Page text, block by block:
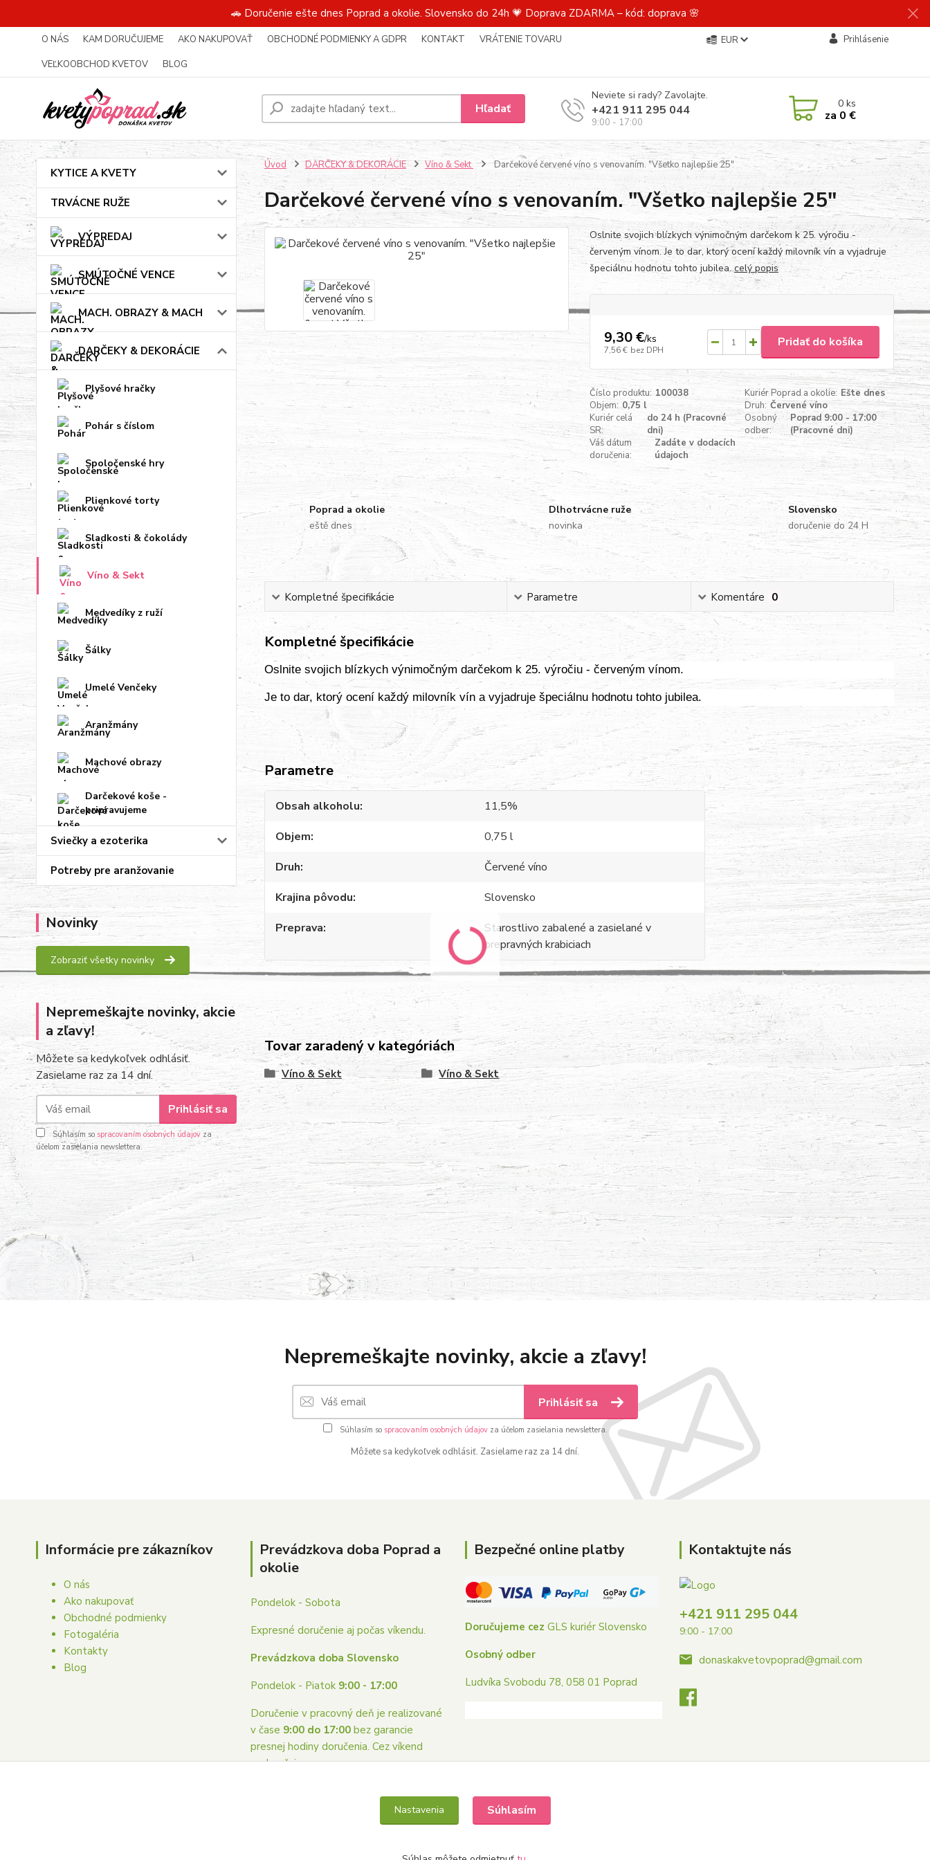
🚗 Doručenie ešte dnes Poprad a okolie. Slovensko do 24h 💗 Doprava ZDARMA – kód: doprava 🌸
O NÁS KAM DORUČUJEME AKO NAKUPOVAŤ OBCHODNÉ PODMIENKY A GDPR KONTAKT
VRÁTENIE TOVARU
VEĽKOOBCHOD KVETOV
BLOG
EUR Prihlásenie
Hľadať
Neviete si rady? Zavolajte.
+421 911 295 044
9:00 - 17:00
0ks
za 0 €
KYTICE A KVETY
TRVÁCNE RUŽE
VÝPREDAJ
SMÚTOČNÉ VENCE
MACH. OBRAZY & MACH
DARČEKY & DEKORÁCIE
Plyšové hračky
Pohár s číslom
Spoločenské hry
Plienkové torty
Sladkosti & čokolády
Víno & Sekt
Medvedíky z ruží
Šálky
Umelé Venčeky
Aranžmány
Machové obrazy
Darčekové koše -
pripravujeme
Sviečky a ezoterika
Potreby pre aranžovanie
Novinky
Zobraziť všetky novinky
Nepremeškajte novinky, akcie
a zľavy!
Môžete sa kedykoľvek odhlásiť.
Zasielame raz za 14 dní.
Prihlásiť sa
Súhlasím so spracovaním osobných údajov za
účelom zasielania newslettera.
Úvod DARČEKY & DEKORÁCIE Víno & Sekt Darčekové červené víno s venovaním. "Všetko najlepšie 25"
Darčekové červené víno s venovaním. "Všetko najlepšie 25"
Oslnite svojich blízkych výnimočným darčekom k 25. výročiu -
červeným vínom. Je to dar, ktorý ocení každý milovník vín a vyjadruje
špeciálnu hodnotu tohto jubilea.celý popis
9,30 €/ks
7,56 € bez DPH
Pridať do košíka
Číslo produktu: 100038 Kuriér Poprad a okolie: Ešte dnes
Objem: 0,75 l Druh: Červené víno
Kuriér celá
SR:
do 24 h (Pracovné
dni)
Osobný
odber:
Poprad 9:00 - 17:00
(Pracovné dni)
Váš dátum
doručenia:
Zadáte v dodacích
údajoch
Poprad a okolie
eště dnes
Dlhotrvácne ruže
novinka
Slovensko
doručenie do 24 H
Kompletné špecifikácie Parametre Komentáre 0
Kompletné špecifikácie
Oslnite svojich blízkych výnimočným darčekom k 25. výročiu - červeným vínom.
Je to dar, ktorý ocení každý milovník vín a vyjadruje špeciálnu hodnotu tohto jubilea.
Parametre
Obsah alkoholu
11,5%
Objem
0,75 l
Druh
Červené víno
Krajina pôvodu
Slovensko
Preprava
Starostlivo zabalené a zasielané v
prepravných krabiciach
Tovar zaradený v kategóriách
Víno & Sekt Víno & Sekt
Nepremeškajte novinky, akcie a zľavy!
Prihlásiť sa
Súhlasím so spracovaním osobných údajovza účelom zasielania newslettera.
Môžete sa kedykoľvek odhlásiť. Zasielame raz za 14 dní.
Informácie pre zákazníkov
O nás
Ako nakupovať
Obchodné podmienky
Fotogaléria
Kontakty
Blog
Prevádzkova doba Poprad a
okolie
Pondelok - Sobota
Expresné doručenie aj počas víkendu.
Prevádzkova doba Slovensko
Pondelok - Piatok 9:00 - 17:00
Doručenie v pracovný deň je realizované
v čase 9:00 do 17:00 bez garancie
presnej hodiny doručenia. Cez víkend
nedoručujeme.
Bezpečné online platby
Doručujeme cez GLS kuriér Slovensko
Osobný odber
Ludvíka Svobodu 78, 058 01 Poprad
Kontaktujte nás
+421 911 295 044
9:00 - 17:00
donaskakvetovpoprad@gmail.com
Nastavenia Súhlasím